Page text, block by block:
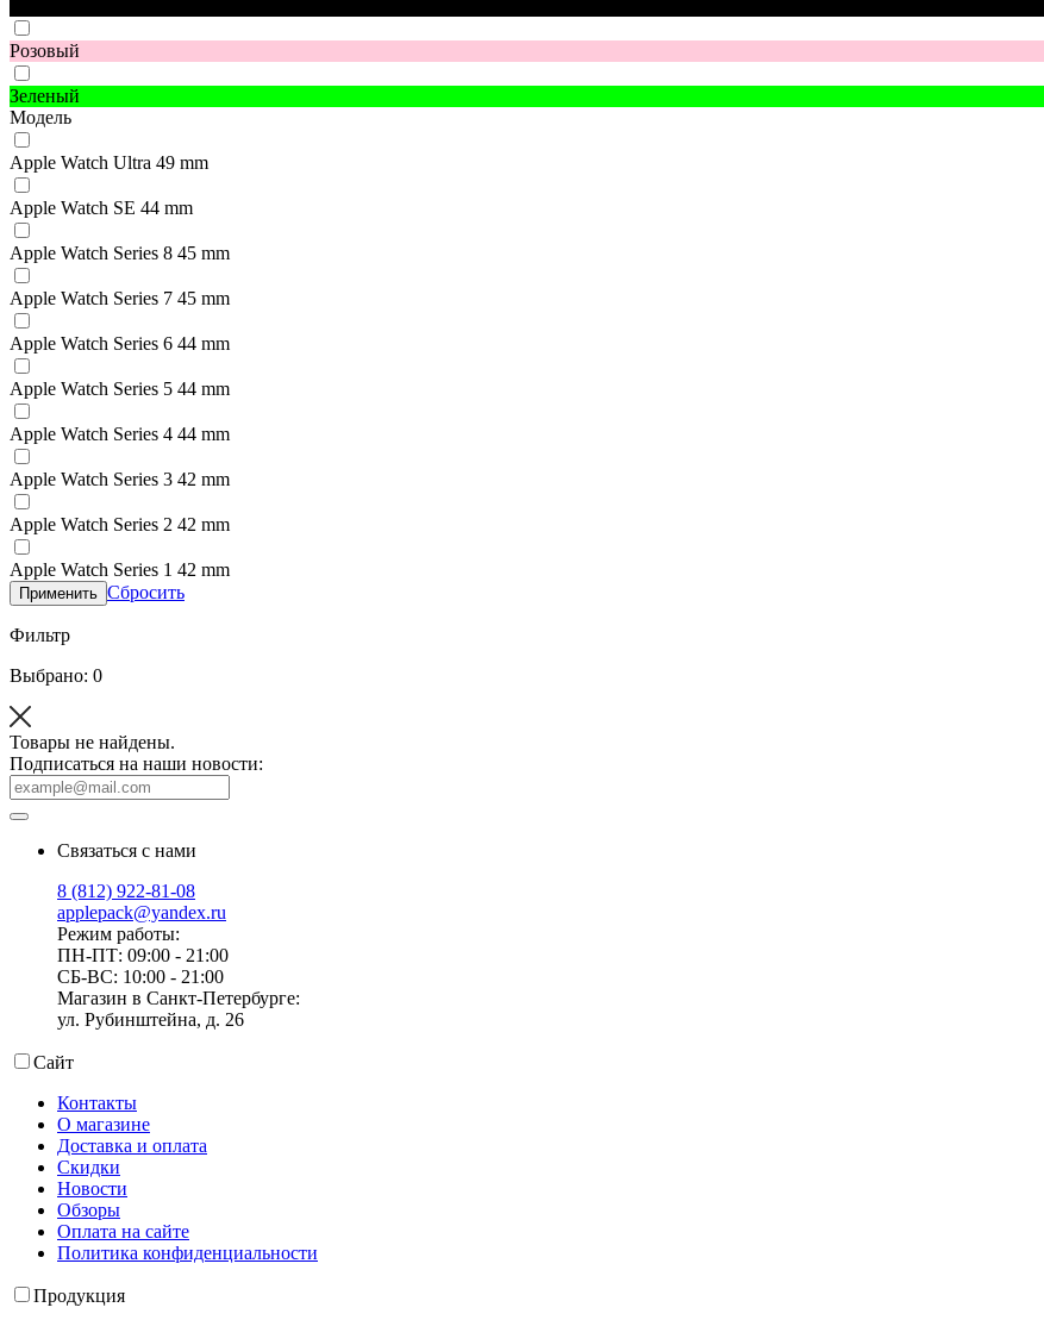
Розовый
Зеленый
Модель
Apple Watch Ultra 49 mm
Apple Watch SE 44 mm
Apple Watch Series 8 45 mm
Apple Watch Series 7 45 mm
Apple Watch Series 6 44 mm
Apple Watch Series 5 44 mm
Apple Watch Series 4 44 mm
Apple Watch Series 3 42 mm
Apple Watch Series 2 42 mm
Apple Watch Series 1 42 mm
Применить Сбросить
Фильтр
Выбрано: 0
Товары не найдены.
Подписаться на наши новости:
Связаться с нами
8 (812) 922-81-08
applepack@yandex.ru
Режим работы:
ПН-ПТ: 09:00 - 21:00
СБ-ВС: 10:00 - 21:00
Магазин в Санкт-Петербурге:
ул. Рубинштейна, д. 26
Сайт
Контакты
О магазине
Доставка и оплата
Скидки
Новости
Обзоры
Оплата на сайте
Политика конфиденциальности
Продукция